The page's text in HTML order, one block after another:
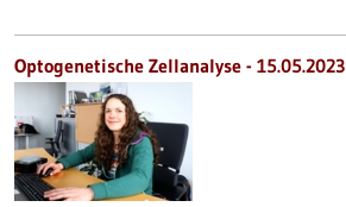
Optogenetische Zellanalyse - 15.05.2023